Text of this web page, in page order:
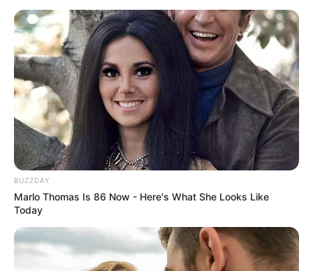
BUZZDAY
Marlo Thomas Is 86 Now - Here's What She Looks Like
Today